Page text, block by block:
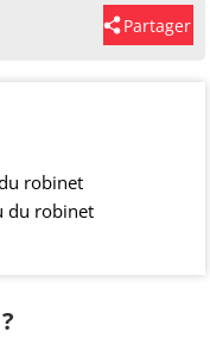
Partager
robinet
du robinet